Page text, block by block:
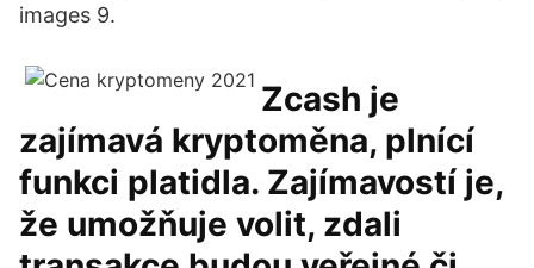
images 9.
Zcash je
zajímavá kryptoměna, plnící
funkci platidla. Zajímavostí je,
že umožňuje volit, zdali